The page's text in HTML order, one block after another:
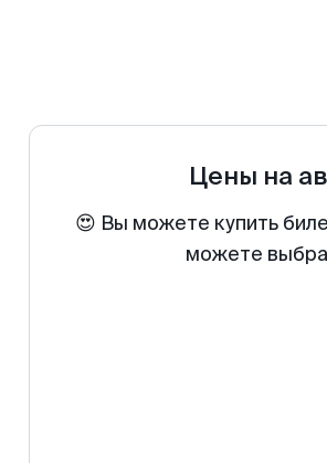
Цены на
😍 Вы можете купить
можете